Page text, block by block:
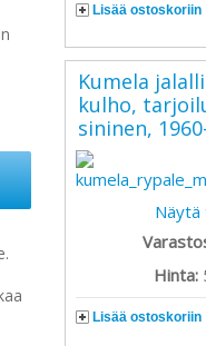
Lisää ostoskoriin
Kumela
kulho,
sininen,
Näytä
Hinta:
Lisää ostoskoriin